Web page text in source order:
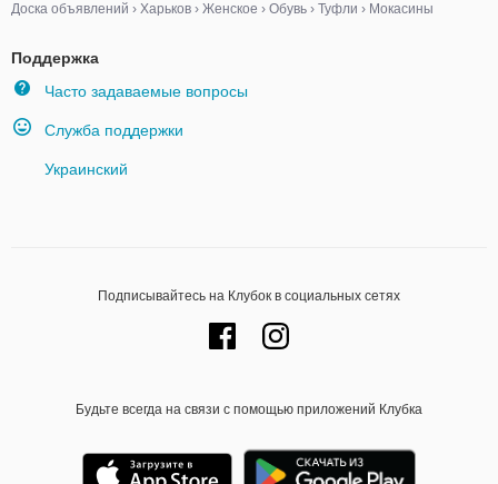
Доска объявлений › Харьков › Женское › Обувь › Туфли › Мокасины
Поддержка
Часто задаваемые вопросы
Служба поддержки
Украинский
Подписывайтесь на Клубок в социальных сетях
Будьте всегда на связи с помощью приложений Клубка